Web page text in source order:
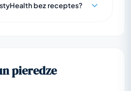
bez receptes?
pieredze